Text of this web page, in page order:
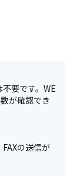
要です。WE
が確認でき
の送信が